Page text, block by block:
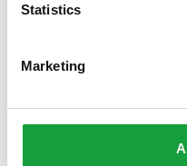
Statistics
Marketing